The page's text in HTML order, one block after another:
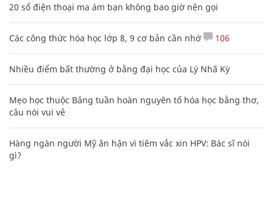
20 số điện thoại ma ám bạn không bao giờ nên gọi
Các công thức hóa học lớp 8, 9 cơ bản cần nhớ 106
Nhiều điểm bất thường ở bằng đại học của Lý Nhã Kỳ
Mẹo học thuộc Bảng tuần hoàn nguyên tố hóa học bằng thơ,
câu nói vui vẻ
Hàng ngàn người Mỹ ân hận vì tiêm vắc xin HPV: Bác sĩ nói
gì?